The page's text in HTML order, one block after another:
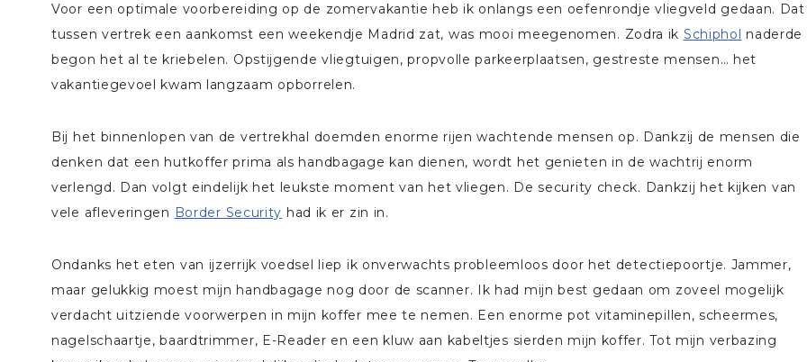
Voor een optimale voorbereiding op de zomervakantie heb ik onlangs een oefenrondje vliegveld gedaan. Dat
tussen vertrek een aankomst een weekendje Madrid zat, was mooi meegenomen. Zodra ik Schiphol naderde
begon het al te kriebelen. Opstijgende vliegtuigen, propvolle parkeerplaatsen, gestreste mensen… het
vakantiegevoel kwam langzaam opborrelen.
Bij het binnenlopen van de vertrekhal doemden enorme rijen wachtende mensen op. Dankzij de mensen die
denken dat een hutkoffer prima als handbagage kan dienen, wordt het genieten in de wachtrij enorm
verlengd. Dan volgt eindelijk het leukste moment van het vliegen. De security check. Dankzij het kijken van
vele afleveringen Border Security had ik er zin in.
Ondanks het eten van ijzerrijk voedsel liep ik onverwachts probleemloos door het detectiepoortje. Jammer,
maar gelukkig moest mijn handbagage nog door de scanner. Ik had mijn best gedaan om zoveel mogelijk
verdacht uitziende voorwerpen in mijn koffer mee te nemen. Een enorme pot vitaminepillen, scheermes,
nagelschaartje, baardtrimmer, E-Reader en een kluw aan kabeltjes sierden mijn koffer. Tot mijn verbazing